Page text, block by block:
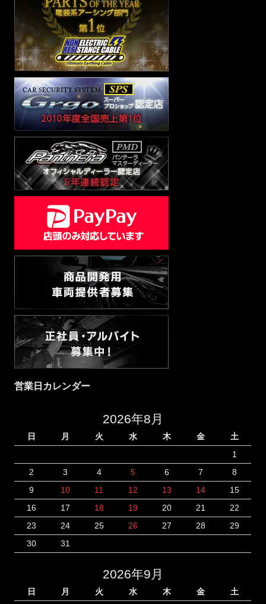
営業日カレンダー
2026年8月
日 月 火 水 木 金
土
1
2
3 4 5 6 7
8
9
10 11 12 13 14
15
16
17 18 19 20 21
22
23
24 25 26 27 28
29
30
31
2026年9月
日 月 火 水 木 金
土